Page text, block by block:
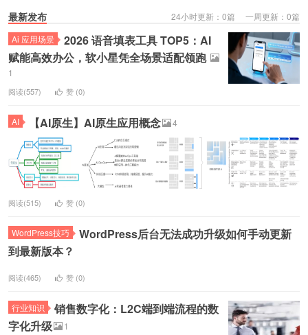
24小时更新：0篇 一周更新：0篇
最新发布
Ai 应用场景
2026 语音填表工具 TOP5：AI
赋能高效办公，软小星凭全场景适配领跑
1
阅读(557) 赞 (0)
AI 【AI原生】AI原生应用概念 4
阅读(515) 赞 (0)
WordPress技巧
WordPress后台无法成功升级如何手动更新
到最新版本？
阅读(465) 赞 (0)
行业知识
销售数字化：L2C端到端流程的数
字化升级
1